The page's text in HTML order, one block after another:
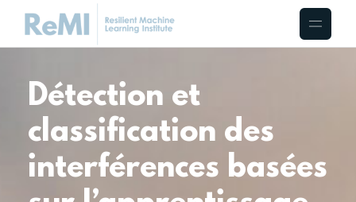
Détection et
classification des
interférences basées